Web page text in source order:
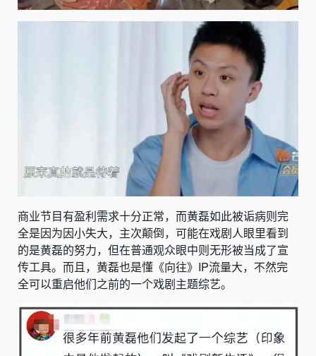
商业节目有盈利需求十分正常，而黄磊如此被诟病则完
全是因为因小失大，主次颠倒，可能在戏剧人眼里看到
的是黄磊的努力，但在普通观众眼中则无形被当成了宣
传工具。而且，黄磊也是懂《向往》IP流量大，不然完
全可以重启他们之前的一个戏剧主题综艺。